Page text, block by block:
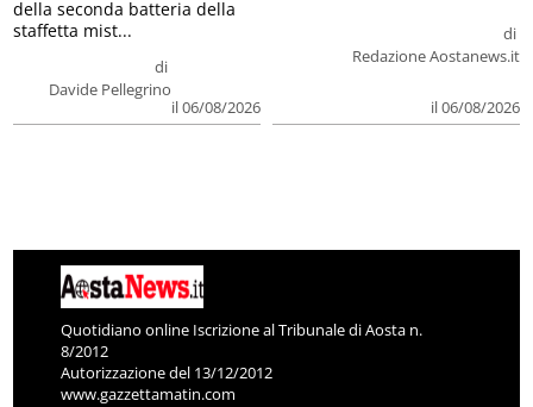
di
Davide Pellegrino
il 06/08/2026
della seconda batteria della
staffetta mist...
di
Redazione Aostanews.it
il 06/08/2026
Quotidiano online Iscrizione al Tribunale di Aosta n.
8/2012
Autorizzazione del 13/12/2012
www.gazzettamatin.com